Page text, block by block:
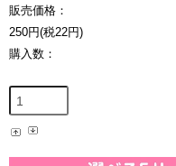
販売価格：
250円(税22円)
購入数：